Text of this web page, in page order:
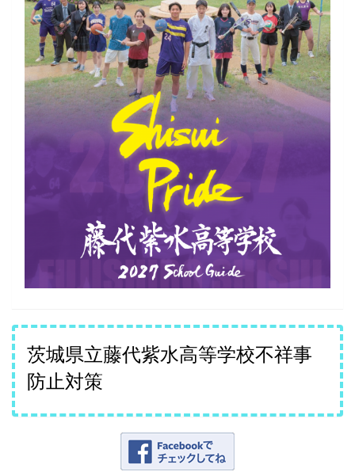
茨城県立藤代紫水高等学校不祥事
防止対策